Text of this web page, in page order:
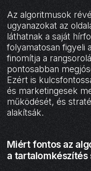
Az algoritmusok
ugyanazokat az
láthatnak a saját
folyamatosan figyeli
finomítja a
pontosabban
Ezért is
és marketingesek
működését, és
alakítsák.
Miért fontos az
a tartalomkészítés